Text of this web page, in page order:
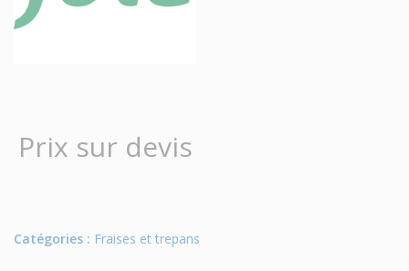
Prix sur devis
Catégories : Fraises et trepans